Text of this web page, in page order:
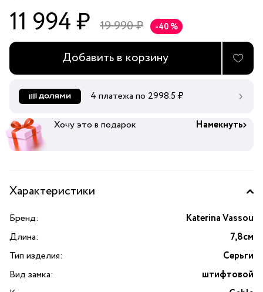
11 994 ₽ 19 990 ₽ -40 %
Добавить в корзину
4 платежа по 2998.5 ₽
Хочу это в подарок Намекнуть
Характеристики
Бренд:
Katerina Vassou
Длина:
7,8см
Тип изделия:
Серьги
Вид замка:
штифтовой